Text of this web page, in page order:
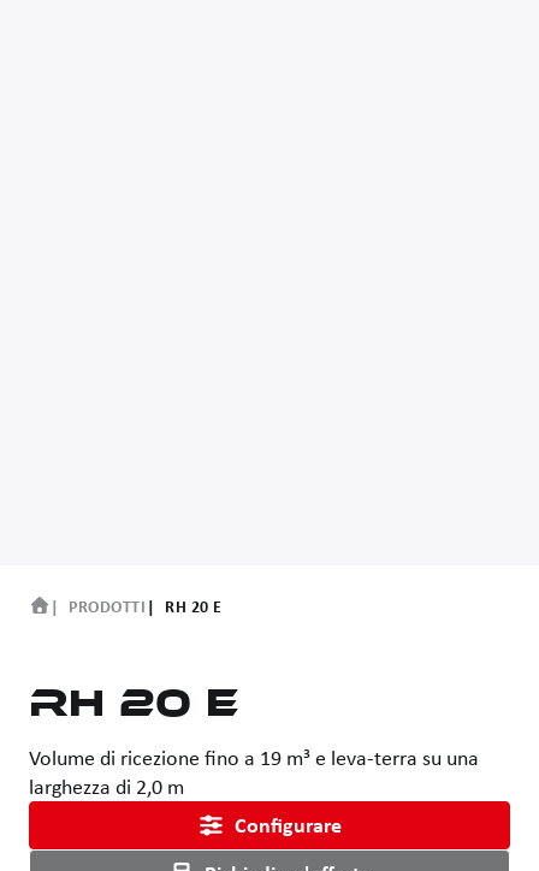
PRODOTTI RH 20 E
RH 20 E
Volume di ricezione fino a 19 m³ e leva-terra su una
larghezza di 2,0 m
Configurare